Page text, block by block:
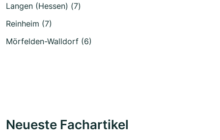
Langen (Hessen) (7)
Reinheim (7)
Mörfelden-Walldorf (6)
Neueste Fachartikel